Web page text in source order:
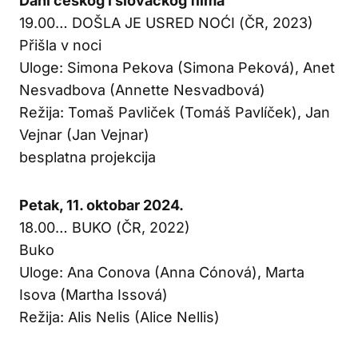
19.00… DOŠLA JE USRED NOĆI (ČR, 2023)
Přišla v noci
Uloge: Simona Pekova (Simona Peková), Anet
Nesvadbova (Annette Nesvadbová)
Režija: Tomaš Pavliček (Tomáš Pavlíček), Jan
Vejnar (Jan Vejnar)
besplatna projekcija
Petak, 11. oktobar 2024.
18.00… BUKO (ČR, 2022)
Buko
Uloge: Ana Conova (Anna Cónová), Marta
Isova (Martha Issová)
Režija: Alis Nelis (Alice Nellis)